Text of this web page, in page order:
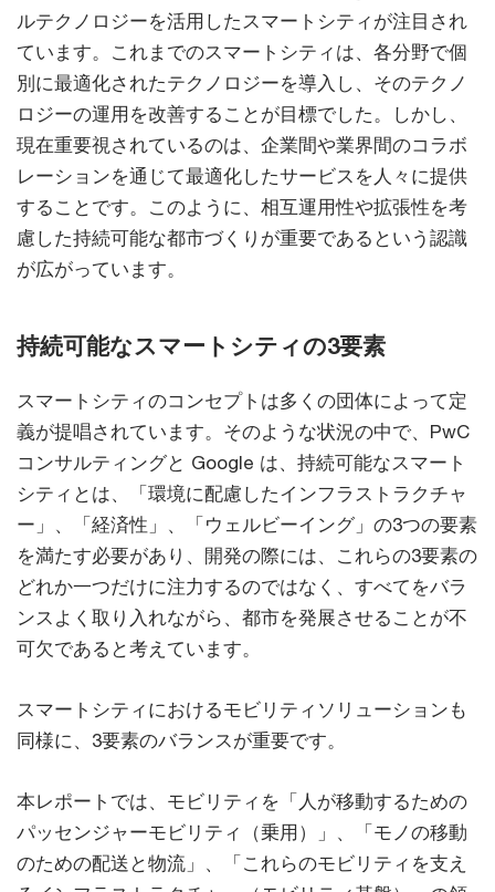
ルテクノロジーを活用したスマートシティが注目され
ています。これまでのスマートシティは、各分野で個
別に最適化されたテクノロジーを導入し、そのテクノ
ロジーの運用を改善することが目標でした。しかし、
現在重要視されているのは、企業間や業界間のコラボ
レーションを通じて最適化したサービスを人々に提供
することです。このように、相互運用性や拡張性を考
慮した持続可能な都市づくりが重要であるという認識
が広がっています。
持続可能なスマートシティの3要素
スマートシティのコンセプトは多くの団体によって定
義が提唱されています。そのような状況の中で、PwC
コンサルティングと Google は、持続可能なスマート
シティとは、「環境に配慮したインフラストラクチャ
ー」、「経済性」、「ウェルビーイング」の3つの要素
を満たす必要があり、開発の際には、これらの3要素の
どれか一つだけに注力するのではなく、すべてをバラ
ンスよく取り入れながら、都市を発展させることが不
可欠であると考えています。
スマートシティにおけるモビリティソリューションも
同様に、3要素のバランスが重要です。
本レポートでは、モビリティを「人が移動するための
パッセンジャーモビリティ（乗用）」、「モノの移動
のための配送と物流」、「これらのモビリティを支え